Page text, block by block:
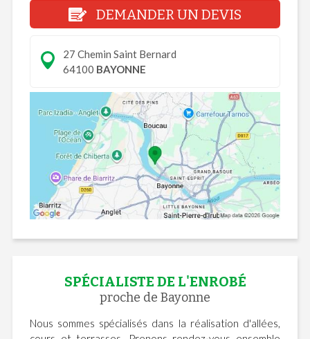
DEMANDER UN DEVIS
27 Chemin Saint Bernard
64100 BAYONNE
SPÉCIALISTE DE L'ENROBÉ
proche de Bayonne
Nous sommes spécialisés dans la réalisation d'allées,